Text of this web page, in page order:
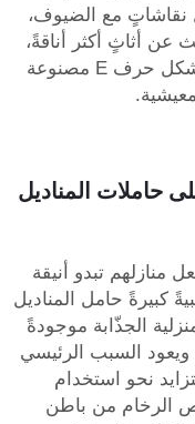
نقاشاتٍ مع الضيوف،
عن أثاثٍ أكثر أناقةً،
طاولة جانبية عصرية على شكل حرف E مصنوعة
حاملات المناديل
جعل منازلهم تبدو أنيقة
كبيرةً حامل المناديل
الجذّابة موجودةً
السبب الرئيسي
نحو استخدام
الرخام من باطن